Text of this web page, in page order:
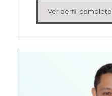
Ver perfil completo